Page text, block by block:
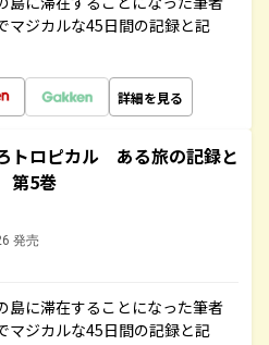
マジカルな45日間の記録と記
詳細を見る
トロピカル ある旅の記録と
第5巻
発売
島に滞在することになった筆者
マジカルな45日間の記録と記